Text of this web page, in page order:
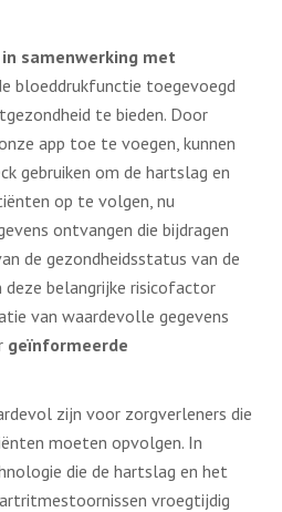
in samenwerking met
bloeddrukfunctie toegevoegd
te bieden. Door
app toe te voegen, kunnen
gebruiken om de hartslag en
op te volgen, nu
ontvangen die bijdragen
de gezondheidsstatus van de
belangrijke risicofactor
van waardevolle gegevens
geïnformeerde
zijn voor zorgverleners die
moeten opvolgen. In
die de hartslag en het
vroegtijdig